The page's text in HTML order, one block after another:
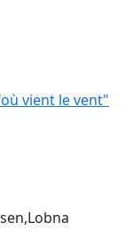
vient le vent"